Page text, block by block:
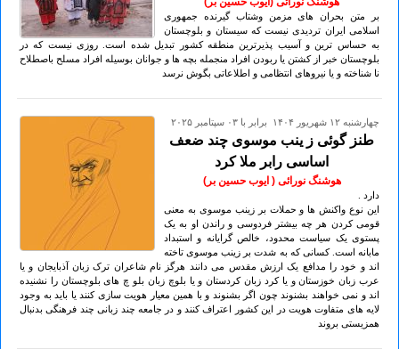
بر متن بحران های مزمن وشتاب گیرنده جمهوری
اسلامی ایران تردیدی نیست که سیستان و بلوچستان
به حساس ترین و آسیب پذیرترین منطقه کشور تبدیل شده است. روزی نیست که در
بلوچستان خبر از کشتن یا ربودن افراد منجمله بچه ها و جوانان بوسیله افراد مسلح باصطلاح
نا شناخته و یا نیروهای انتظامی و اطلاعاتی بگوش نرسد
چهارشنبه ۱۲ شهريور ۱۴۰۴ برابر با ۰۳ سپتامبر ۲۰۲۵
طنز گوئی ز ینب موسوی چند ضعف
اساسی رابر ملا کرد
هوشنگ نورائی ( ایوب حسین بر)
دارد .
این نوع واکنش ها و حملات بر زینب موسوی به معنی
قومی کردن هر چه بیشتر فردوسی و راندن او به یک
پستوی یک سیاست محدود، خالص گرایانه و استبداد
مابانه است. کسانی که به شدت بر زینب موسوی تاخته
اند و خود را مدافع یک ارزش مقدس می دانند هرگز نام شاعران ترک زبان آذبایجان و یا
عرب زبان خوزستان و یا کرد زبان کردستان و یا بلوچ زبان بلو چ های بلوچستان را نشنیده
اند و نمی خواهند بشنوند چون اگر بشنوند و با همین معیار هویت سازی کنند یا باید به وجود
لایه های متفاوت هویت در این کشور اعتراف کنند و در جامعه چند زبانی چند فرهنگی بدنبال
همزیستی بروند